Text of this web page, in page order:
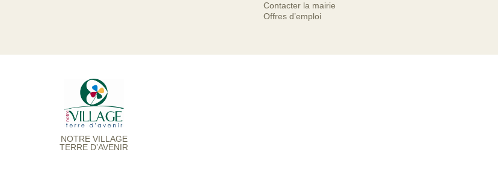
Contacter la mairie
Offres d’emploi
NOTRE VILLAGE
TERRE D’AVENIR